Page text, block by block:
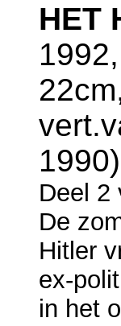
HET
Deel 2
De
Hitler
ex-
in het